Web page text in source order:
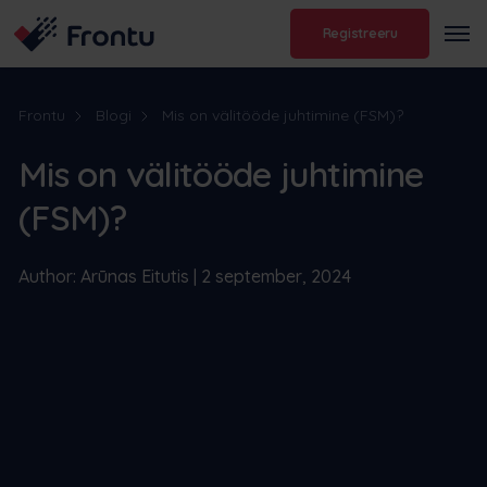
Registreeru
Frontu Blogi Mis on välitööde juhtimine (FSM)?
Mis on välitööde juhtimine
(FSM)?
Author: Arūnas Eitutis | 2 september, 2024